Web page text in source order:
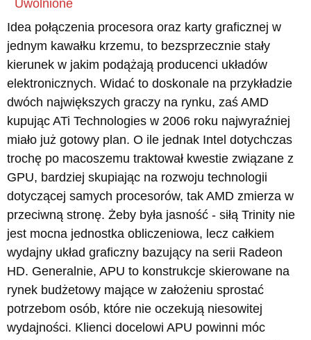
Uwolnione
Idea połączenia procesora oraz karty graficznej w
jednym kawałku krzemu, to bezsprzecznie stały
kierunek w jakim podążają producenci układów
elektronicznych. Widać to doskonale na przykładzie
dwóch największych graczy na rynku, zaś AMD
kupując ATi Technologies w 2006 roku najwyraźniej
miało już gotowy plan. O ile jednak Intel dotychczas
trochę po macoszemu traktował kwestie związane z
GPU, bardziej skupiając na rozwoju technologii
dotyczącej samych procesorów, tak AMD zmierza w
przeciwną stronę. Żeby była jasność - siłą Trinity nie
jest mocna jednostka obliczeniowa, lecz całkiem
wydajny układ graficzny bazujący na serii Radeon
HD. Generalnie, APU to konstrukcje skierowane na
rynek budżetowy mające w założeniu sprostać
potrzebom osób, które nie oczekują niesowitej
wydajności. Klienci docelowi APU powinni móc